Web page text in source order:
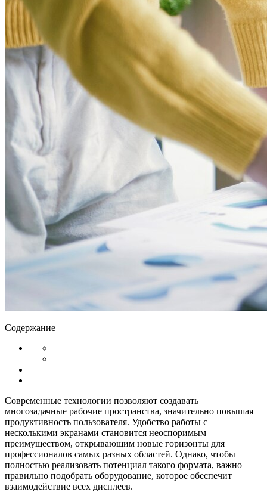
Содержание
Современные технологии позволяют создавать
многозадачные рабочие пространства, значительно повышая
продуктивность пользователя. Удобство работы с
несколькими экранами становится неоспоримым
преимуществом, открывающим новые горизонты для
профессионалов самых разных областей. Однако, чтобы
полностью реализовать потенциал такого формата, важно
правильно подобрать оборудование, которое обеспечит
взаимодействие всех дисплеев.